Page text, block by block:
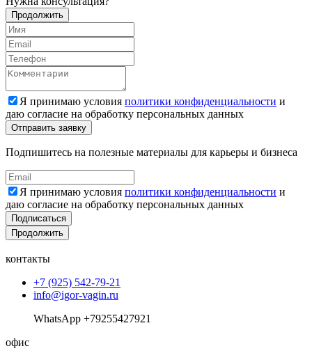
Продолжить
Я принимаю условия политики конфиденциальности и
даю согласие на обработку персональных данных
Подпишитесь на полезные материалы для карьеры и бизнеса
Я принимаю условия политики конфиденциальности и
даю согласие на обработку персональных данных
Подписаться
Продолжить
контакты
+7 (925) 542-79-21
info@igor-vagin.ru
WhatsApp +79255427921
офис